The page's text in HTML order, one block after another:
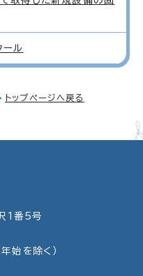
ール
トップページへ戻る
1番5号
始を除く）